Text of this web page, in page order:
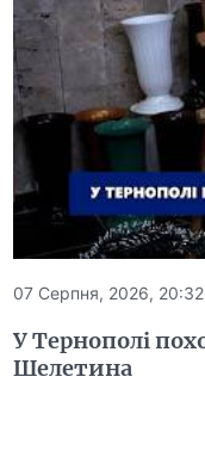
07 Серпня, 2026, 20:32
У Тернополі
Шелетина